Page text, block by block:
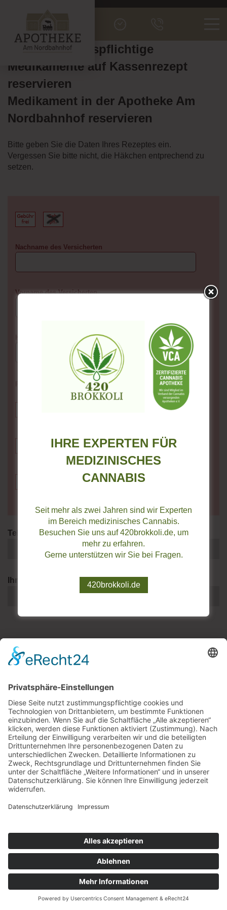
Verschreibungspflichtige
Medikamente auf Kassenrezept
reservieren
Medikament in der Apotheke Am
Nordbahnhof reservieren
Bitte geben Sie die Daten Ihres Rezeptes ein.
Vergessen Sie bitte nicht, die Häkchen entprechend zu
setzen.
Nachname des Versicherten
Vorname des Versicherten
Kostenträger-Kennung
Pro Eingabefeld bitte nur ein Medikament eingeben!
Telefonnummer für Rückfragen
Ihre E-Mail Adresse
Ich habe dieDatenschutzerklärung
Daten zur Beantwortung meiner Anfrage elektronisch
erhoben und gespeichert werden.
Hinweis: Sie können Ihre Einwilligung jederzeit für die
Zukunft per E-Mail aninfo@apotheke-am-nordbahnhof.de
widerrufen.
APOTHEKE SCHÖNE AUSSICHT
DOM APOTHEKE AM THEATER
APOTHEKE AUF DER LIETH
APOTHEKE AM NORDBAHNHOF
Startseite Impressum Datenschutz Karriereportal
IHRE EXPERTEN FÜR
MEDIZINISCHES
CANNABIS
Seit mehr als zwei Jahren sind wir Experten
im Bereich medizinisches Cannabis.
Besuchen Sie uns auf 420brokkoli.de, um
mehr zu erfahren.
Gerne unterstützen wir Sie bei Fragen.
420brokkoli.de